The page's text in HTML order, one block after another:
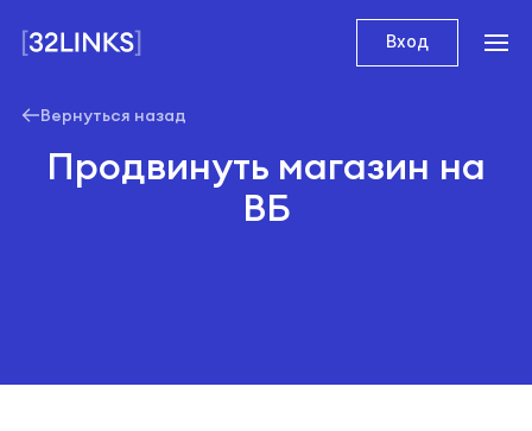
Вход
Вернуться назад
Продвинуть магазин на
ВБ